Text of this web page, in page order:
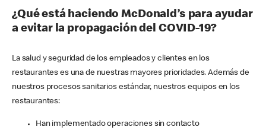
¿Qué está haciendo McDonald’s para ayudar
a evitar la propagación del COVID-19?
La salud y seguridad de los empleados y clientes en los
restaurantes es una de nuestras mayores prioridades. Además de
nuestros procesos sanitarios estándar, nuestros equipos en los
restaurantes:
Han implementado operaciones sin contacto